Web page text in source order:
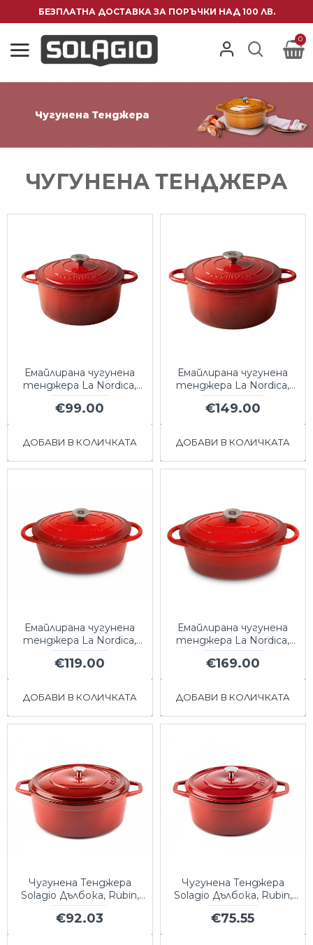
БЕЗПЛАТНА ДОСТАВКА ЗА ПОРЪЧКИ НАД 100 ЛВ.
0
Чугунена Тенджера
ЧУГУНЕНA ТЕНДЖЕРA
Емайлирана чугунена
тенджера La Nordica,
кръгла, Ф24
€99.00
ДОБАВИ В КОЛИЧКАТА
Емайлирана чугунена
тенджера La Nordica,
кръгла, Ф28
€149.00
ДОБАВИ В КОЛИЧКАТА
Емайлирана чугунена
тенджера La Nordica,
овална, Ф29
€119.00
ДОБАВИ В КОЛИЧКАТА
Емайлирана чугунена
тенджера La Nordica,
овална, Ф33
€169.00
ДОБАВИ В КОЛИЧКАТА
Чугунена Тенджера
Solagio Дълбока, Rubin,
Ф28
€92.03
Чугунена Тенджера
Solagio Дълбока, Rubin,
Ф24
€75.55